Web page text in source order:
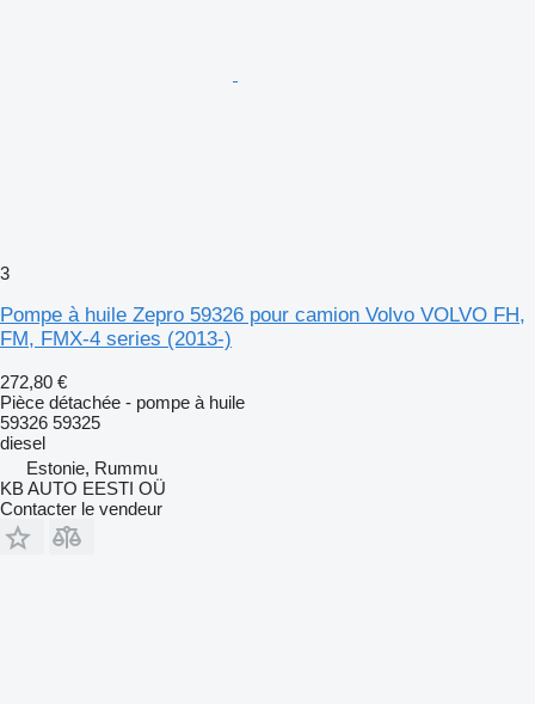
3
Pompe à huile Zepro 59326 pour camion Volvo VOLVO FH,
FM, FMX-4 series (2013-)
272,80 €
Pièce détachée - pompe à huile
59326 59325
diesel
Estonie, Rummu
KB AUTO EESTI OÜ
Contacter le vendeur